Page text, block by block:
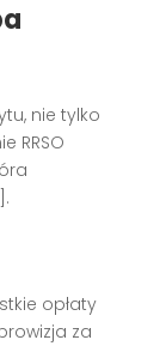
nie tylko
RRSO
opłaty
za